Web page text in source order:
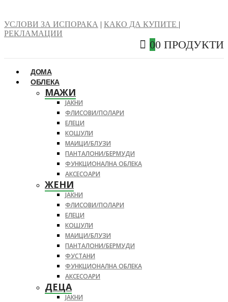
УСЛОВИ ЗА ИСПОРАКА | КАКО ДА КУПИТЕ |
РЕКЛАМАЦИИ
00 ПРОДУКТИ
ДОМА
ОБЛЕКА
МАЖИ
ЈАКНИ
ФЛИСОВИ/ПОЛАРИ
ЕЛЕЦИ
КОШУЛИ
МАИЦИ/БЛУЗИ
ПАНТАЛОНИ/БЕРМУДИ
ФУНКЦИОНАЛНА ОБЛЕКА
АКСЕСОАРИ
ЖЕНИ
ЈАКНИ
ФЛИСОВИ/ПОЛАРИ
ЕЛЕЦИ
КОШУЛИ
МАИЦИ/БЛУЗИ
ПАНТАЛОНИ/БЕРМУДИ
ФУСТАНИ
ФУНКЦИОНАЛНА ОБЛЕКА
АКСЕСОАРИ
ДЕЦА
ЈАКНИ